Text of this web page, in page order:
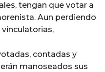
tengan que votar a
Aun perdiendo
contadas y
manoseados sus